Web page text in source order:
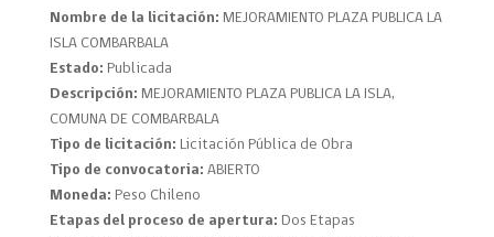
Nombre de la licitación: MEJORAMIENTO PLAZA PUBLICA LA
ISLA COMBARBALA
Estado: Publicada
Descripción: MEJORAMIENTO PLAZA PUBLICA LA ISLA,
COMUNA DE COMBARBALA
Tipo de licitación: Licitación Pública de Obra
Tipo de convocatoria: ABIERTO
Moneda: Peso Chileno
Etapas del proceso de apertura: Dos Etapas